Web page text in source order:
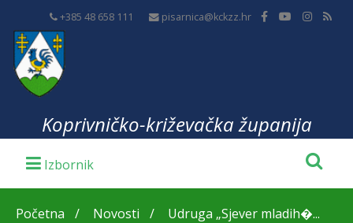
+385 48 658 111 pisarnica@kckzz.hr
Koprivničko-križevačka županija
Početna Novosti Udruga „Sjever mladih�...